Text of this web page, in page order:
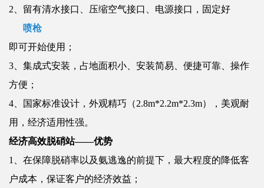
2、留有清水接口、压缩空气接口、电源接口，固定好
喷枪
即可开始使用；
3、集成式安装，占地面积小、安装简易、便捷可靠、操作
方便；
4、国家标准设计，外观精巧（2.8m*2.2m*2.3m），美观耐
用，经济适用性强。
经济高效脱硝站——优势
1、在保障脱硝率以及氨逃逸的前提下，最大程度的降低客
户成本，保证客户的经济效益；